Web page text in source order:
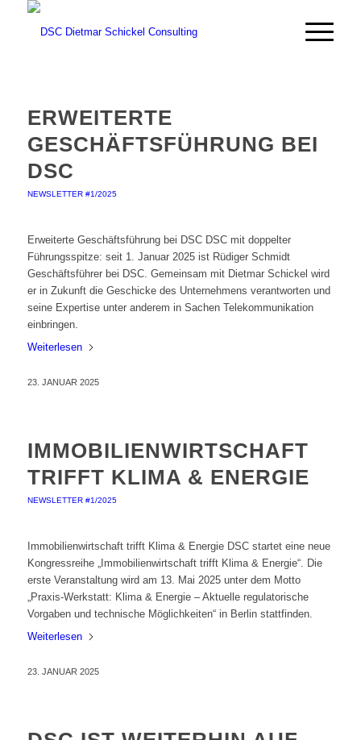
ERWEITERTE
GESCHÄFTSFÜHRUNG BEI
DSC
NEWSLETTER #1/2025
Erweiterte Geschäftsführung bei DSC DSC mit doppelter
Führungsspitze: seit 1. Januar 2025 ist Rüdiger Schmidt
Geschäftsführer bei DSC. Gemeinsam mit Dietmar Schickel wird
er in Zukunft die Geschicke des Unternehmens verantworten und
seine Expertise unter anderem in Sachen Telekommunikation
einbringen.
Weiterlesen
23. JANUAR 2025
IMMOBILIENWIRTSCHAFT
TRIFFT KLIMA & ENERGIE
NEWSLETTER #1/2025
Immobilienwirtschaft trifft Klima & Energie DSC startet eine neue
Kongressreihe „Immobilienwirtschaft trifft Klima & Energie“. Die
erste Veranstaltung wird am 13. Mai 2025 unter dem Motto
„Praxis-Werkstatt: Klima & Energie – Aktuelle regulatorische
Vorgaben und technische Möglichkeiten“ in Berlin stattfinden.
Weiterlesen
23. JANUAR 2025